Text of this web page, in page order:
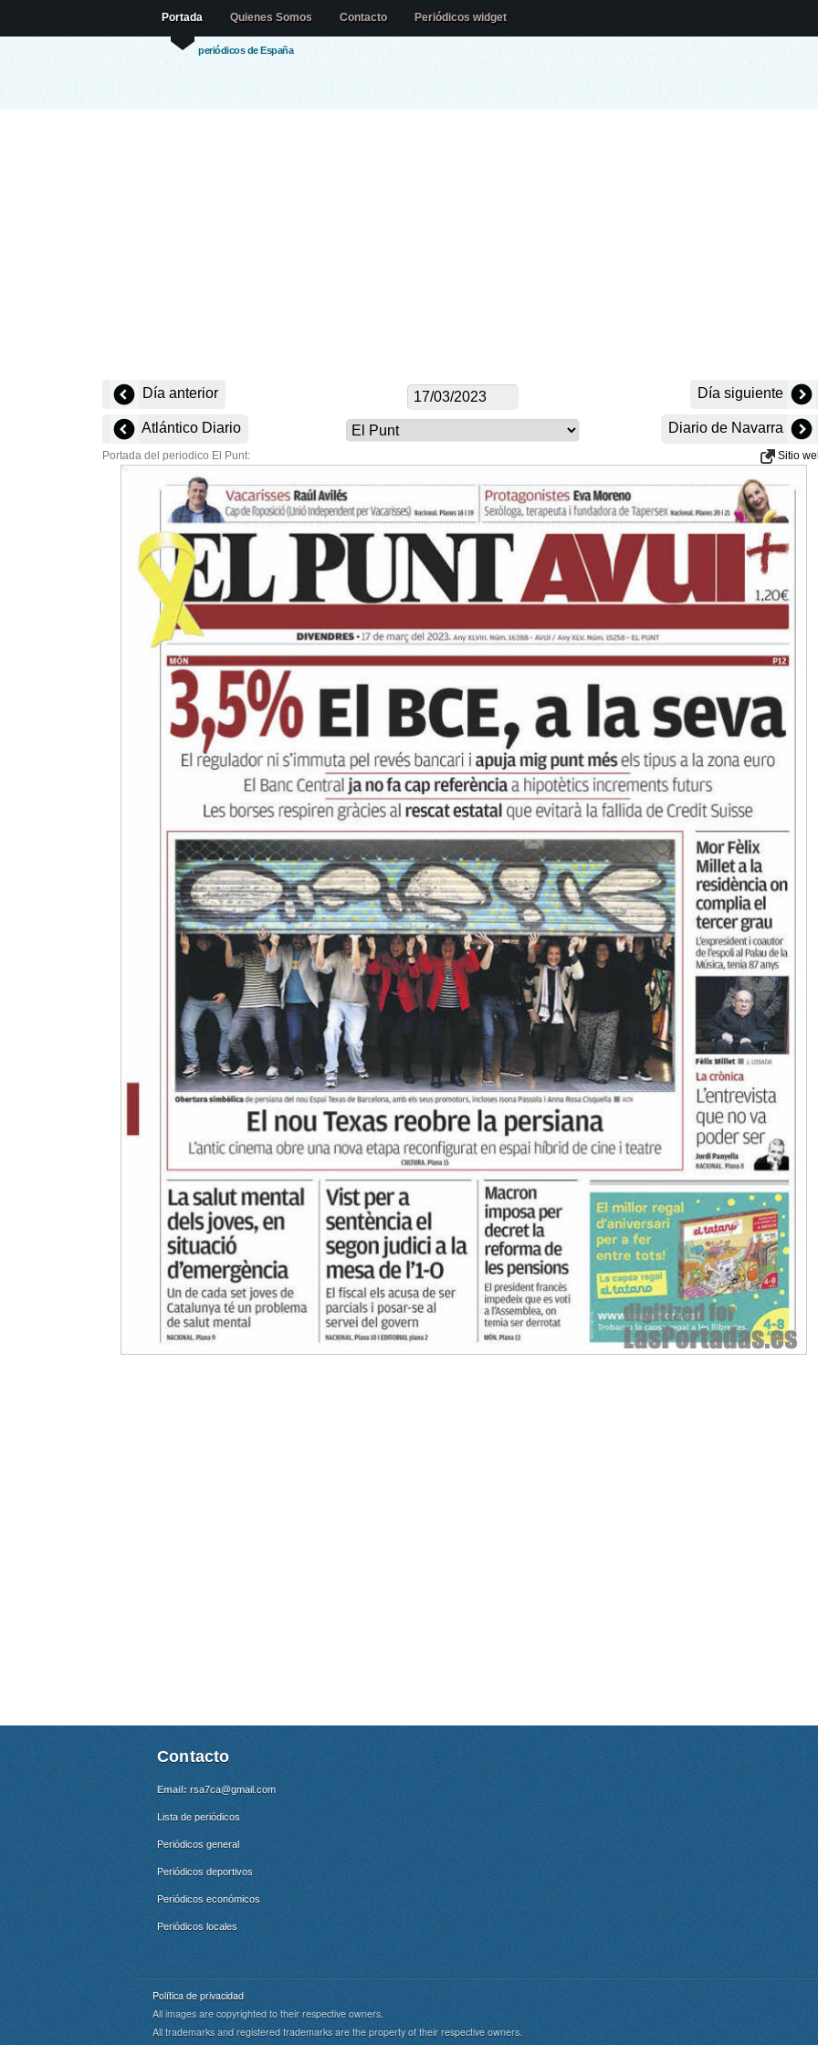
periódicos de España
Portada Quienes Somos Contacto Periódicos widget
Día anterior Día siguiente
Atlántico Diario Diario de Navarra
Portada del periodico El Punt: Sitio
Contacto
Email: rsa7ca@gmail.com
Lista de periódicos
Periódicos general
Periódicos deportivos
Periódicos económicos
Periódicos locales
Política de privacidad
All images are copyrighted to their respective owners.
All trademarks and registered trademarks are the property of their respective owners.